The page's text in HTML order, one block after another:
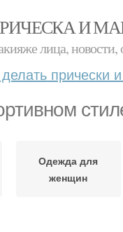
И
лица,
делать прически
Одежда для
женщин